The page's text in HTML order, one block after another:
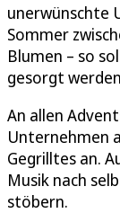
unerwünschte
Sommer
Blumen – so
gesorgt
An allen
Unternehmen
Gegrilltes an.
Musik nach
stöbern.